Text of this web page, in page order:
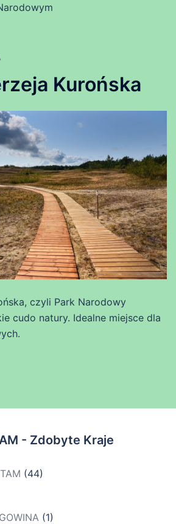
Kurońska
czyli Park Narodowy
cudo natury. Idealne miejsce dla
- Zdobyte Kraje
(44)
(1)